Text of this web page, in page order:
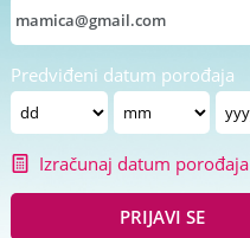
Predviđeni datum porođaja
Izračunaj datum porođaja
PRIJAVI SE